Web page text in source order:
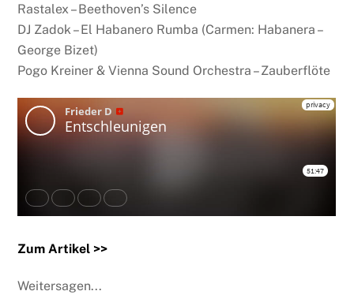
Rastalex – Beethoven’s Silence
DJ Zadok – El Habanero Rumba (Carmen: Habanera –
George Bizet)
Pogo Kreiner & Vienna Sound Orchestra – Zauberflöte
Zum Artikel >>
Weitersagen...